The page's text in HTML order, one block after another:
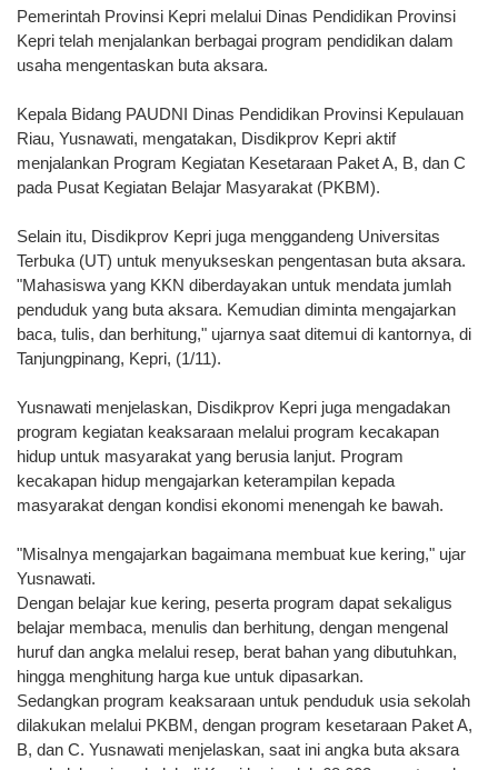
Pemerintah Provinsi Kepri melalui Dinas Pendidikan Provinsi
Kepri telah menjalankan berbagai program pendidikan dalam
usaha mengentaskan buta aksara.
Kepala Bidang PAUDNI Dinas Pendidikan Provinsi Kepulauan
Riau, Yusnawati, mengatakan, Disdikprov Kepri aktif
menjalankan Program Kegiatan Kesetaraan Paket A, B, dan C
pada Pusat Kegiatan Belajar Masyarakat (PKBM).
Selain itu, Disdikprov Kepri juga menggandeng Universitas
Terbuka (UT) untuk menyukseskan pengentasan buta aksara.
"Mahasiswa yang KKN diberdayakan untuk mendata jumlah
penduduk yang buta aksara. Kemudian diminta mengajarkan
baca, tulis, dan berhitung," ujarnya saat ditemui di kantornya, di
Tanjungpinang, Kepri, (1/11).
Yusnawati menjelaskan, Disdikprov Kepri juga mengadakan
program kegiatan keaksaraan melalui program kecakapan
hidup untuk masyarakat yang berusia lanjut. Program
kecakapan hidup mengajarkan keterampilan kepada
masyarakat dengan kondisi ekonomi menengah ke bawah.
"Misalnya mengajarkan bagaimana membuat kue kering," ujar
Yusnawati.
Dengan belajar kue kering, peserta program dapat sekaligus
belajar membaca, menulis dan berhitung, dengan mengenal
huruf dan angka melalui resep, berat bahan yang dibutuhkan,
hingga menghitung harga kue untuk dipasarkan.
Sedangkan program keaksaraan untuk penduduk usia sekolah
dilakukan melalui PKBM, dengan program kesetaraan Paket A,
B, dan C. Yusnawati menjelaskan, saat ini angka buta aksara